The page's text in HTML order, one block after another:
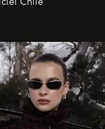
en la escuela